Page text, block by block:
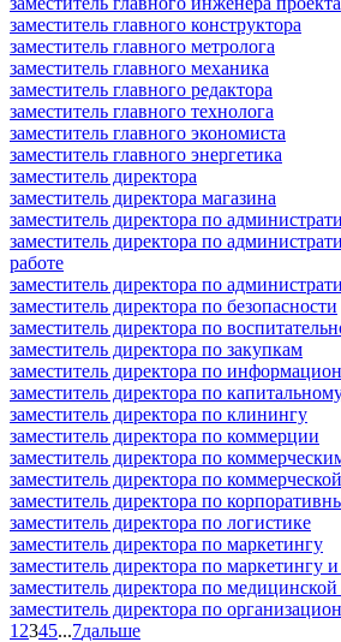
заместитель главного конструктора
заместитель главного метролога
заместитель главного механика
заместитель главного редактора
заместитель главного технолога
заместитель главного экономиста
заместитель главного энергетика
заместитель директора
заместитель директора магазина
заместитель директора по
заместитель директора по
работе
заместитель директора по
заместитель директора по безопасности
заместитель директора по
заместитель директора по закупкам
заместитель директора по
заместитель директора по
заместитель директора по клинингу
заместитель директора по коммерции
заместитель директора по
заместитель директора по
заместитель директора по
заместитель директора по логистике
заместитель директора по маркетингу
заместитель директора по маркетингу
заместитель директора по медицинской
заместитель директора по
1 2345...7дальше